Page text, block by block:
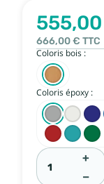
666,00 € TTC
Coloris bois :
Coloris époxy :
+
−